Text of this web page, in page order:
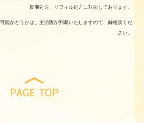
長期処方、リフィル処方に対応しております。
能かどうかは、主治医が判断いたしますので、御相談くだ
さい。